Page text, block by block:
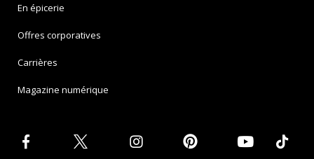
En épicerie
Offres corporatives
Carrières
Magazine numérique